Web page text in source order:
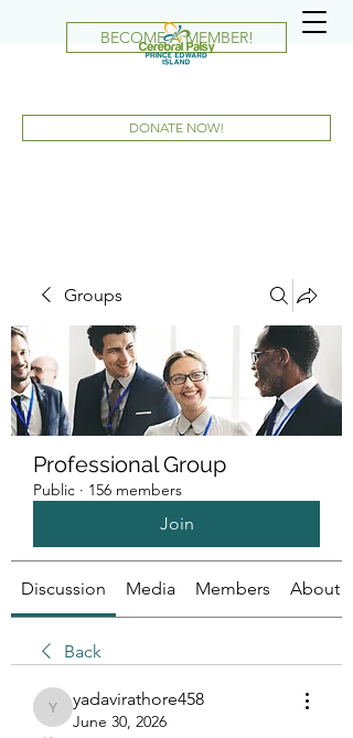
BECOME A MEMBER!
DONATE NOW!
Groups
Professional Group
Public · 156 members
Join
Discussion Media Members About
Back
yadavirathore458
yadavirathore458
June 30, 2026